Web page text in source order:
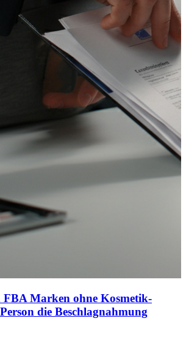
Marken ohne Kosmetik-
die Beschlagnahmung